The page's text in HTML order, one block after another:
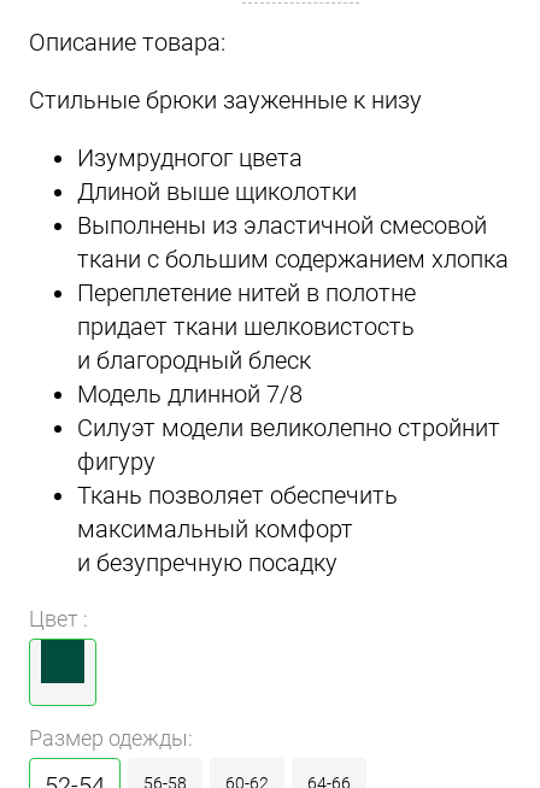
Описание товара:
Стильные брюки зауженные к низу
Изумрудногог цвета
Длиной выше щиколотки
Выполнены из эластичной смесовой
ткани с большим содержанием хлопка
Переплетение нитей в полотне
придает ткани шелковистость
и благородный блеск
Модель длинной 7/8
Силуэт модели великолепно стройнит
фигуру
Ткань позволяет обеспечить
максимальный комфорт
и безупречную посадку
Цвет :
Размер одежды:
56-58 60-62 64-66